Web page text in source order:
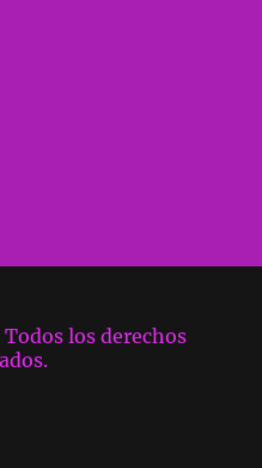
los derechos